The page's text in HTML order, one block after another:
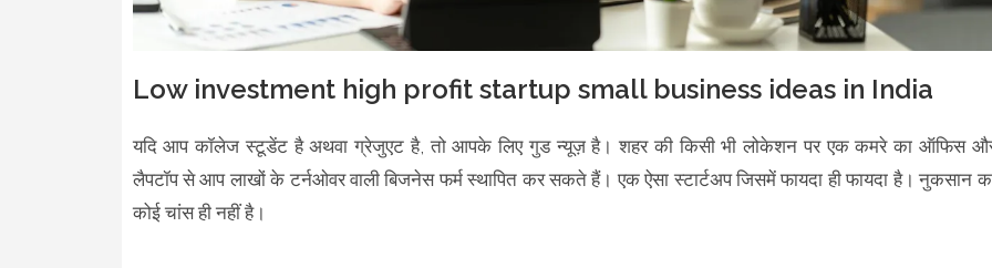
Low investment high profit startup small business ideas in India
यदि आप कॉलेज स्टूडेंट है अथवा ग्रेजुएट है, तो आपके लिए गुड न्यूज़ है। शहर की किसी भी लोकेशन पर एक कमरे का ऑफिस
लैपटॉप से आप लाखों के टर्नओवर वाली बिजनेस फर्म स्थापित कर सकते हैं। एक ऐसा स्टार्टअप जिसमें फायदा ही फायदा है। नुकसान
कोई चांस ही नहीं है।